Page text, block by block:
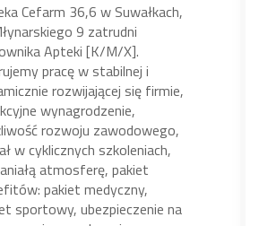
Cefarm 36,6 w Suwałkach,
9 zatrudni
Apteki [K/M/X].
pracę w stabilnej i
rozwijającej się firmie,
wynagrodzenie,
rozwoju zawodowego,
w cyklicznych szkoleniach,
atmosferę, pakiet
pakiet medyczny,
sportowy, ubezpieczenie na